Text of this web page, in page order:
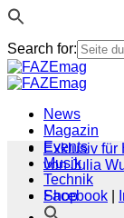
Search for:
Zum
Inhalt
News
Magazin
Events
Musik
Technik
Shop
Exklusiv für
von Julia
Facebook